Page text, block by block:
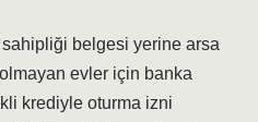
sahipliği belgesi yerine arsa
evler için banka
krediyle oturma izni